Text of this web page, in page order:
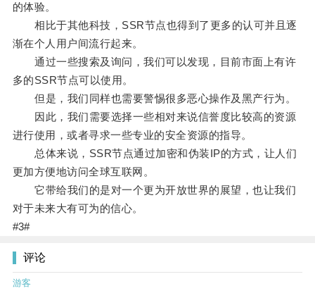
的体验。
相比于其他科技，SSR节点也得到了更多的认可并且逐
渐在个人用户间流行起来。
通过一些搜索及询问，我们可以发现，目前市面上有许
多的SSR节点可以使用。
但是，我们同样也需要警惕很多恶心操作及黑产行为。
因此，我们需要选择一些相对来说信誉度比较高的资源
进行使用，或者寻求一些专业的安全资源的指导。
总体来说，SSR节点通过加密和伪装IP的方式，让人们
更加方便地访问全球互联网。
它带给我们的是对一个更为开放世界的展望，也让我们
对于未来大有可为的信心。
#3#
评论
游客